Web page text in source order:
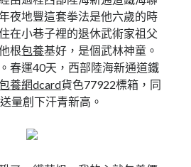
夜地豐這套拳法是他六歲的時
在小巷子裡的退休武術家祖父
根包養基好，是個武林神童。
春運40天，西部陸海新通道鐵
養網dcard貨色77922標箱，同
量創下汗青新高。